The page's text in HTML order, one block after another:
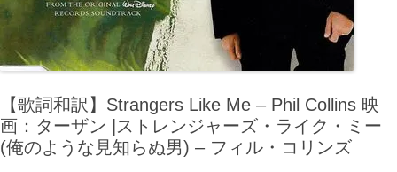
【歌詞和訳】Strangers Like Me – Phil Collins 映
画：ターザン |ストレンジャーズ・ライク・ミー
(俺のような見知らぬ男) – フィル・コリンズ